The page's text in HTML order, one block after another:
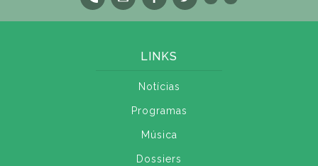
LINKS
Notícias
Programas
Música
Dossiers